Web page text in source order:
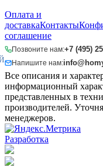
Оплата и
доставкаКонтакты
соглашение
Позвоните нам:+7 (495)
Напишите нам:
Все описания и
информационный
представленных в
производителей.
менеджеров.
Разработка